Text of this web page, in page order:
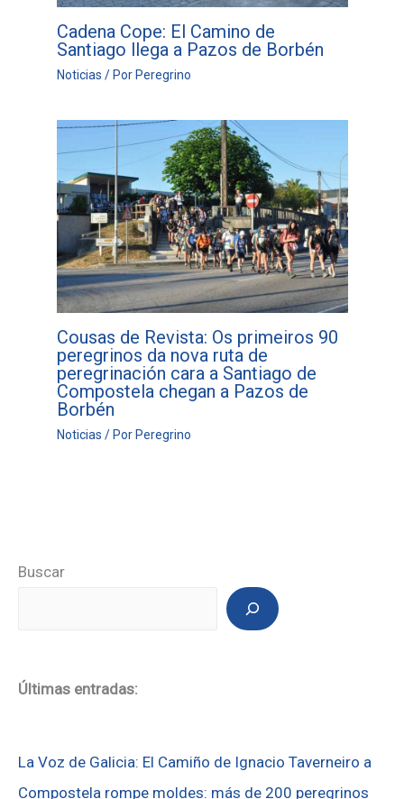
Cadena Cope: El Camino de
Santiago llega a Pazos de Borbén
Noticias / PorPeregrino
Cousas de Revista: Os primeiros 90
peregrinos da nova ruta de
peregrinación cara a Santiago de
Compostela chegan a Pazos de
Borbén
Noticias / Por Peregrino
Buscar
Últimas entradas:
La Voz de Galicia: El Camiño de Ignacio Taverneiro a
Compostela rompe moldes: más de 200 peregrinos